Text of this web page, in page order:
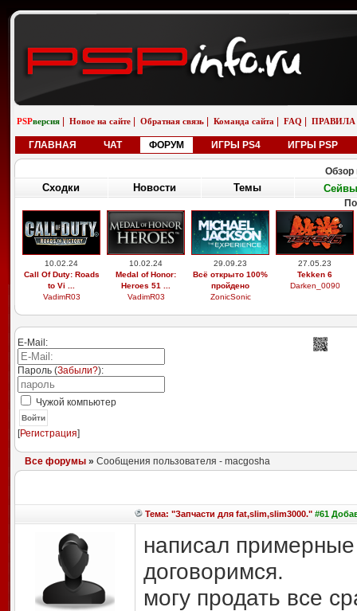
PSPверсия Новое на сайте Обратная связь Команда сайта FAQ ПРАВИЛА
ГЛАВНАЯ ЧАТ ФОРУМ ИГРЫ PS4 ИГРЫ PSP
Обзор
Сходки Новости Темы Сейвы
10.02.24
Call Of Duty: Roads
to Vi ...
VadimR03
10.02.24
Medal of Honor:
Heroes 51 ...
VadimR03
29.09.23
Всё открыто 100%
пройдено
ZonicSonic
27.05.23
Tekken 6
Darken_0090
E-Mail:
Пароль (Забыли?):
Чужой компьютер
Войти
[Регистрация]
Все форумы» Сообщения пользователя - macgosha
Тема: "Запчасти для fat,slim,slim3000."#61
написал
договоримся.
могу продать все